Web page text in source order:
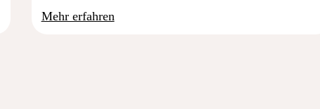
Mehr erfahren